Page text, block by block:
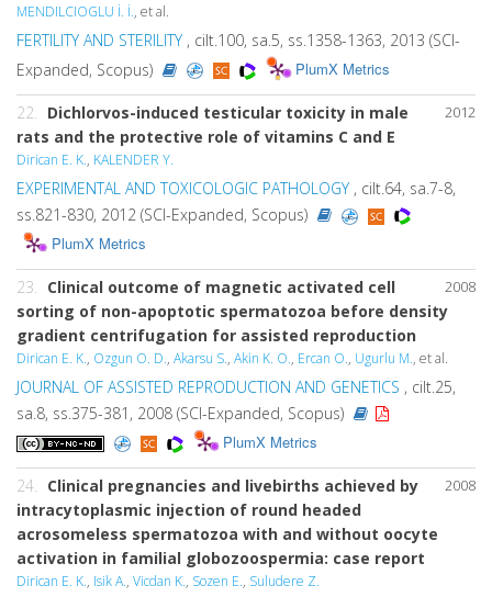
MENDILCIOGLU İ. İ., et al.
FERTILITY AND STERILITY , cilt.100, sa.5, ss.1358-1363, 2013 (SCI-
Expanded, Scopus)
PlumX Metrics
2012
22. Dichlorvos-induced testicular toxicity in male
rats and the protective role of vitamins C and E
Dirican E. K., KALENDER Y.
EXPERIMENTAL AND TOXICOLOGIC PATHOLOGY , cilt.64, sa.7-8,
ss.821-830, 2012 (SCI-Expanded, Scopus)
PlumX Metrics
2008
23. Clinical outcome of magnetic activated cell
sorting of non-apoptotic spermatozoa before density
gradient centrifugation for assisted reproduction
Dirican E. K., Ozgun O. D., Akarsu S., Akin K. O., Ercan O., Ugurlu M., et al.
JOURNAL OF ASSISTED REPRODUCTION AND GENETICS , cilt.25,
sa.8, ss.375-381, 2008 (SCI-Expanded, Scopus)
PlumX Metrics
2008
24. Clinical pregnancies and livebirths achieved by
intracytoplasmic injection of round headed
acrosomeless spermatozoa with and without oocyte
activation in familial globozoospermia: case report
Dirican E. K., Isik A., Vicdan K., Sozen E., Suludere Z.